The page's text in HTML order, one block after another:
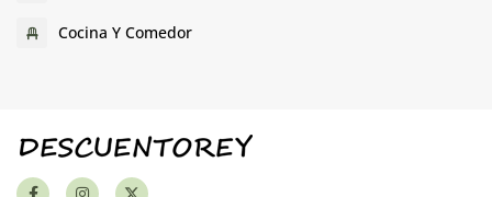
Cocina Y Comedor